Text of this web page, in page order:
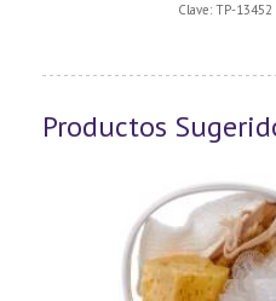
Clave: TP-13452
Productos